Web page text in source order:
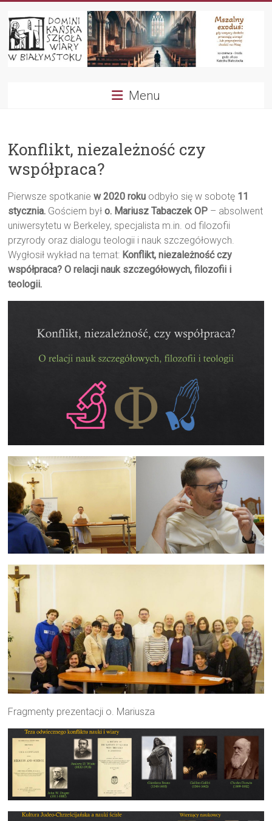
do
treści
DominikańskaMenu
Konflikt, niezależność czy
współpraca?
Pierwsze spotkaniew 2020 roku odbyło się w sobotę 11
stycznia. Gościem było. Mariusz Tabaczek OP – absolwent
uniwersytetu w Berkeley, specjalista m.in. od filozofii
przyrody oraz dialogu teologii i nauk szczegółowych.
Wygłosił wykład na temat: Konflikt, niezależność czy
współpraca? O relacji nauk szczegółowych, filozofii i
teologii.
Fragmenty prezentacji o. Mariusza